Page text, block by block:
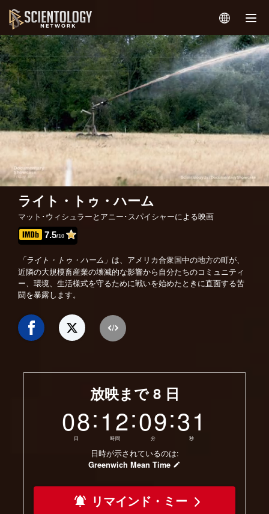
ライト・トゥ・ハーム
マット･ウィシュラーとアニー･スパイシャーによる映画
7.5/10
「ライト・トゥ・ハーム」 は、アメリカ合衆国中の地方の町が、
近隣の大規模畜産業の壊滅的な影響から自分たちのコミュニティ
ー、環境、生活様式を守るために戦いを始めたときに直面する苦
闘を暴露します。
放映まで8日
08
日
:12
時間
:09
分
:29
秒
日時が示されているのは:
Greenwich Mean Time
リマインド・ミー